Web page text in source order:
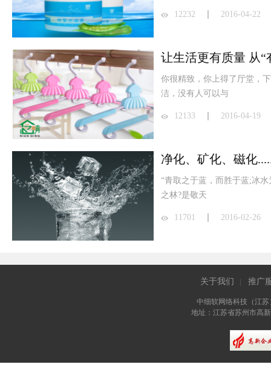
12232 2016-04-22
让生活更有质量 从
你很精致，你上得了厅堂，
洁，没有人可以与
12133 2016-04-19
净化、矿化、磁化
“青取之于蓝，而胜于蓝;冰
之林?是敬天
11701 2016-02-26
关于我们 推广
中细软网络科技（江
地址：江苏省苏州市高